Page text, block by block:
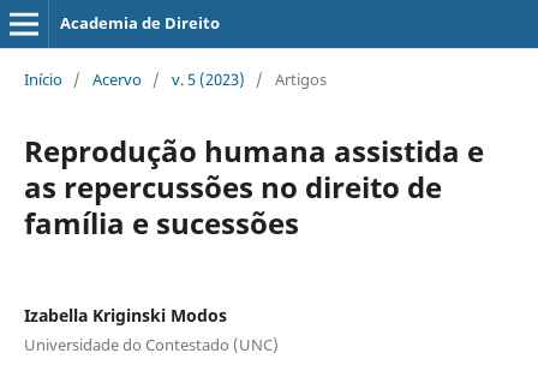
Academia de Direito
Início / Acervo / v. 5 (2023) / Artigos
Reprodução humana assistida e
as repercussões no direito de
família e sucessões
Izabella Kriginski Modos
Universidade do Contestado (UNC)